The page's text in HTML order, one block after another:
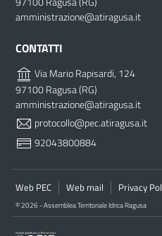
amministrazione@atiragusa.it
CONTATTI
Via Mario Rapisardi, 124
97100 Ragusa (RG)
amministrazione@atiragusa.it
protocollo@pec.atiragusa.it
92043800884
Web PEC Web mail Privacy
© 2026 - Assemblea Territoriale Idrica Ragusa